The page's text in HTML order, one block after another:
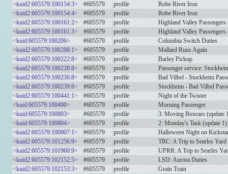
<kuid2:605579:100154:3>
#605579 profile
Robe River Iron
<kuid2:605579:100154:4>
#605579 profile
Robe River Iron
<kuid2:605579:100161:2>
#605579 profile
Highland Valley
<kuid2:605579:100161:3>
#605579 profile
Highland Valley
<kuid:605579:100206>
#605579 profile
Columbia Switch Duties
<kuid2:605579:100208:1>
#605579 profile
Mallard Runs Again
<kuid2:605579:100222:8>
#605579 profile
Barley Pickup
<kuid2:605579:100228:8>
#605579 profile
Passenger service:
<kuid2:605579:100236:8>
#605579 profile
Bad Vilbel - Stockheim
<kuid2:605579:100239:8>
#605579 profile
Stockheim - Bad Vilbel
<kuid2:605579:100441:1>
#605579 profile
Night of the Twister
<kuid:605579:100490>
#605579 profile
Morning Passenger
<kuid:605579:100803>
#605579 profile
3: Moving Boxcars (update
<kuid:605579:100804>
#605579 profile
2: Monday's Task (update 1)
<kuid2:605579:100907:1>
#605579 profile
Halloween Night on
<kuid2:605579:101256:9>
#605579 profile
TRC: A Trip to Searles Yard
<kuid2:605579:101960:9>
#605579 profile
UPRR: A Trip to Searles
<kuid2:605579:102152:5>
#605579 profile
LSD: Aurora Duties
<kuid2:605579:102153:3>
#605579 profile
Grain Train